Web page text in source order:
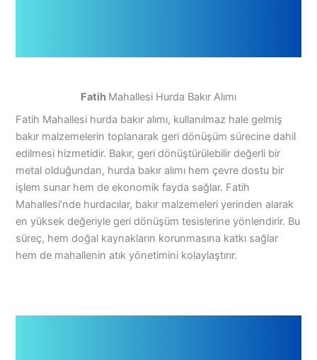
Fatih Mahallesi Hurda Bakır Alımı
Fatih Mahallesi hurda bakır alımı, kullanılmaz hale gelmiş
bakır malzemelerin toplanarak geri dönüşüm sürecine dahil
edilmesi hizmetidir. Bakır, geri dönüştürülebilir değerli bir
metal olduğundan, hurda bakır alımı hem çevre dostu bir
işlem sunar hem de ekonomik fayda sağlar. Fatih
Mahallesi’nde hurdacılar, bakır malzemeleri yerinden alarak
en yüksek değeriyle geri dönüşüm tesislerine yönlendirir. Bu
süreç, hem doğal kaynakların korunmasına katkı sağlar
hem de mahallenin atık yönetimini kolaylaştırır.